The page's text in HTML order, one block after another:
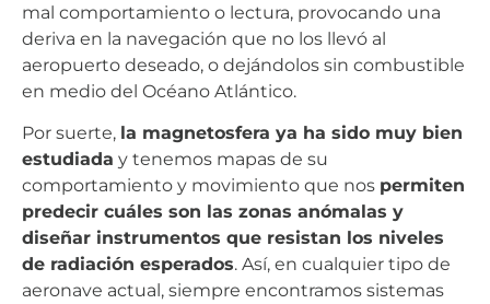
mal comportamiento o lectura, provocando una
deriva en la navegación que no los llevó al
aeropuerto deseado, o dejándolos sin combustible
en medio del Océano Atlántico.
Por suerte, la magnetosfera ya ha sido muy bien
estudiada y tenemos mapas de su
comportamiento y movimiento que nos permiten
predecir cuáles son las zonas anómalas y
diseñar instrumentos que resistan los niveles
de radiación esperados. Así, en cualquier tipo de
aeronave actual, siempre encontramos sistemas